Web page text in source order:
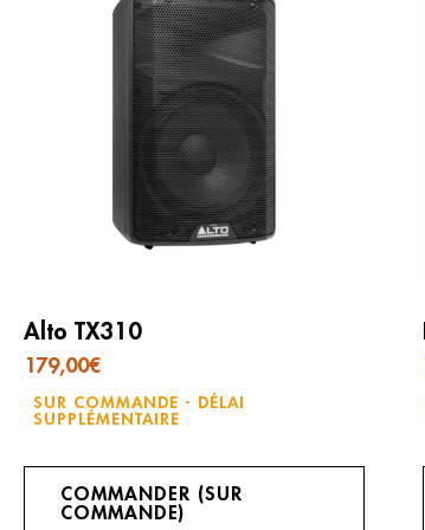
Alto TX310
179,00€
SUR COMMANDE - DÉLAI
SUPPLÉMENTAIRE
COMMANDER (SUR
COMMANDE)